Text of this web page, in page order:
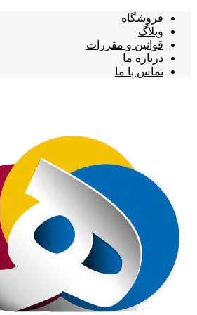
فروشگاه
وبلاگ
قوانین و مقررات
درباره ما
تماس با ما